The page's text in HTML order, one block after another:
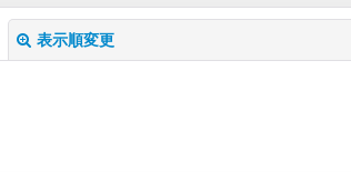
表示順変更